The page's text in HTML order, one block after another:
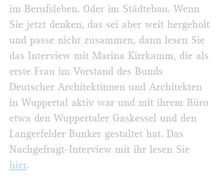
im Berufsleben. Oder im Städtebau. Wenn
Sie jetzt denken, das sei aber weit hergeholt
und passe nicht zusammen, dann lesen Sie
das Interview mit Marina Kirrkamm, die als
erste Frau im Vorstand des Bunds
Deutscher Architektinnen und Architekten
in Wuppertal aktiv war und mit ihrem Büro
etwa den Wuppertaler Gaskessel und den
Langerfelder Bunker gestaltet hat. Das
Nachgefragt-Interview mit ihr lesen Sie
hier.